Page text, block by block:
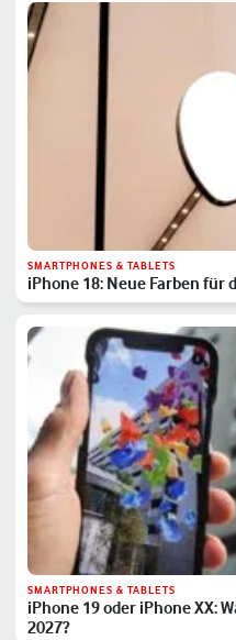
SMARTPHONES & TABLETS
iPhone 18: Neue Farben für
SMARTPHONES & TABLETS
iPhone 19 oder iPhone XX:
2027?